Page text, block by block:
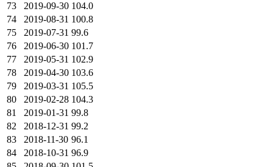
73
2019-09-30 104.0
74
2019-08-31 100.8
75
2019-07-31 99.6
76
2019-06-30 101.7
77
2019-05-31 102.9
78
2019-04-30 103.6
79
2019-03-31 105.5
80
2019-02-28 104.3
81
2019-01-31 99.8
82
2018-12-31 99.2
83
2018-11-30 96.1
84
2018-10-31 96.9